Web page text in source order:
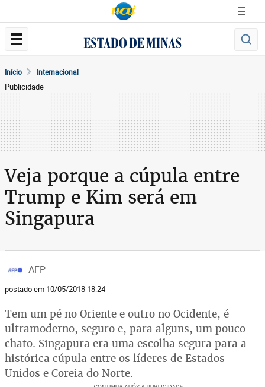
Início Internacional
Publicidade
Veja porque a cúpula entre
Trump e Kim será em
Singapura
AFP
postado em 10/05/2018 18:24
Tem um pé no Oriente e outro no Ocidente, é
ultramoderno, seguro e, para alguns, um pouco
chato. Singapura era uma escolha segura para a
histórica cúpula entre os líderes de Estados
Unidos e Coreia do Norte.